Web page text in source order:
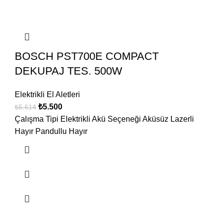
BOSCH PST700E COMPACT
DEKUPAJ TES. 500W
Elektrikli El Aletleri
₺5.614 ₺5.500
Çalışma Tipi Elektrikli Akü Seçeneği Aküsüz Lazerli
Hayır Pandullu Hayır